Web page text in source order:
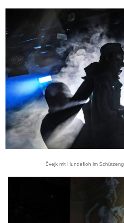
Švejk mit Hundefloh im